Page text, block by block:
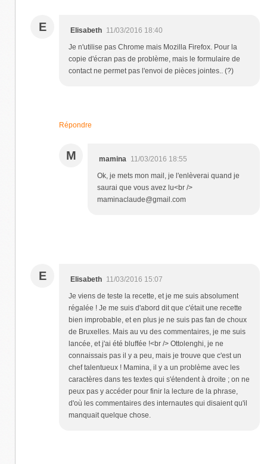
E Elisabeth 11/03/2016 18:40
Je n'utilise pas Chrome mais Mozilla Firefox. Pour la
copie d'écran pas de problème, mais le formulaire de
contact ne permet pas l'envoi de pièces jointes.. (?)
Répondre
M mamina
11/03/2016 18:55
Ok, je mets mon mail, je l'enlèverai quand je
saurai que vous avez lu<br />
maminaclaude@gmail.com
E Elisabeth 11/03/2016 15:07
Je viens de teste la recette, et je me suis absolument
régalée ! Je me suis d'abord dit que c'était une recette
bien improbable, et en plus je ne suis pas fan de choux
de Bruxelles. Mais au vu des commentaires, je me suis
lancée, et j'ai été bluffée !<br /> Ottolenghi, je ne
connaissais pas il y a peu, mais je trouve que c'est un
chef talentueux ! Mamina, il y a un problème avec les
caractères dans tes textes qui s'étendent à droite ; on ne
peux pas y accéder pour finir la lecture de la phrase,
d'où les commentaires des internautes qui disaient qu'il
manquait quelque chose.